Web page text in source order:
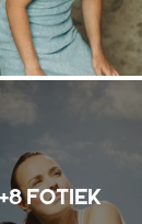
+8 FOTIEK